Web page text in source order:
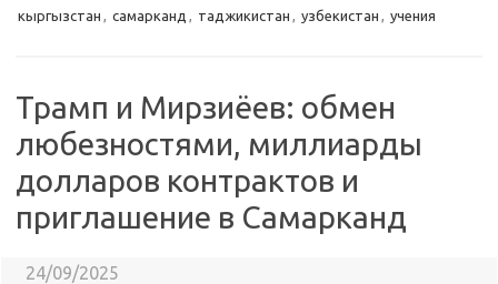
кыргызстан , самарканд , таджикистан , узбекистан , учения
Трамп и Мирзиёев: обмен
любезностями, миллиарды
долларов контрактов и
приглашение в Самарканд
24/09/2025